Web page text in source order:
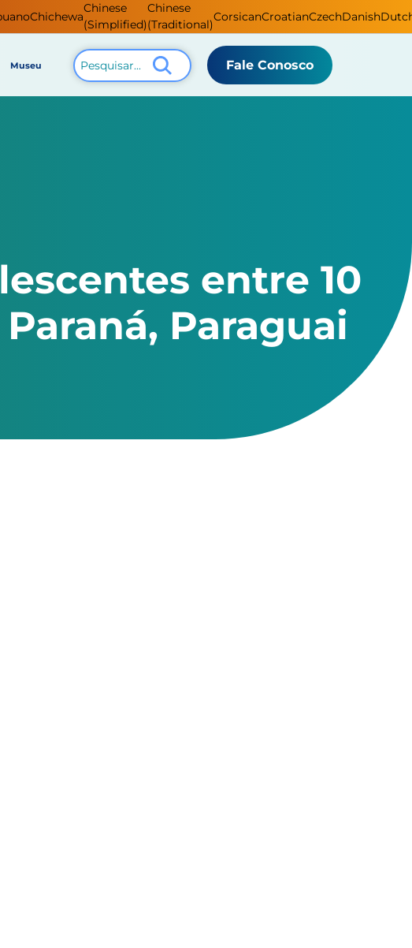
Chichewa
Chinese
(Simplified)
Chinese
(Traditional)
CorsicanCroatianCzechDanish
Museu Fale Conosco
entre 10
Paraguai